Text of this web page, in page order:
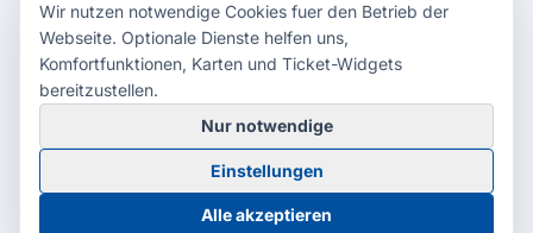
© 2026 Radio Potsdam. Webseite entwickelt durch dieMedienagentur
Babelsberg
BarrierefreiheitserklärungAGBDatenschutzImpressum
Wir nutzen notwendige Cookies fuer den Betrieb der
Webseite. Optionale Dienste helfen uns,
Komfortfunktionen, Karten und Ticket-Widgets
bereitzustellen.
Nur notwendige
Einstellungen
Alle akzeptieren